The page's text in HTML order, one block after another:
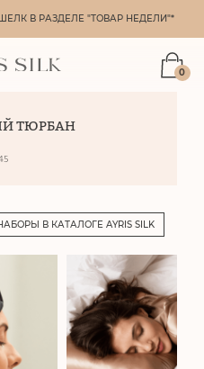
В РАЗДЕЛЕ "ТОВАР НЕДЕЛИ"*
0
ТЮРБАН
В КАТАЛОГЕ AYRIS SILK